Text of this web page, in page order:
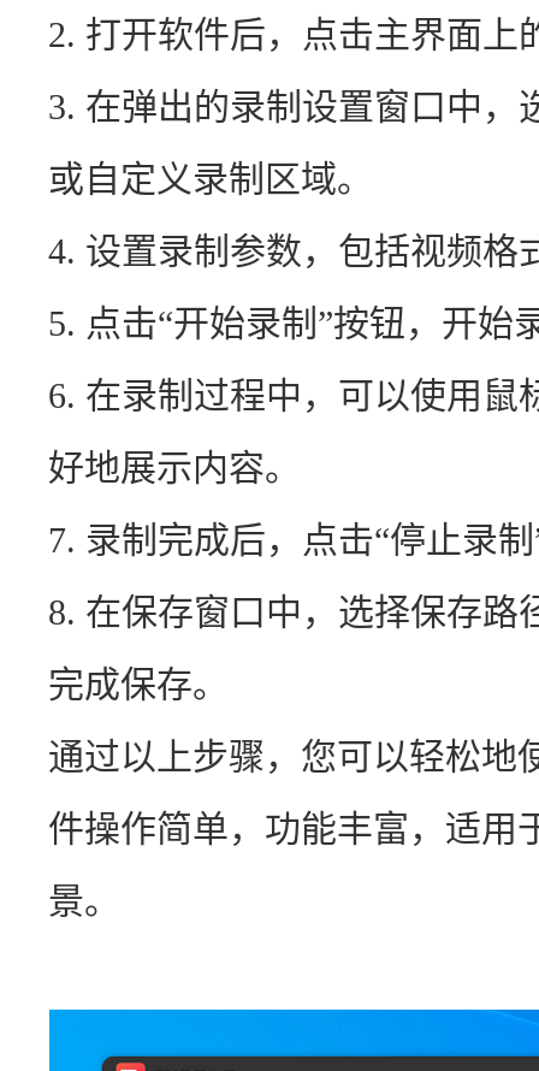
2. 打开软件后，点击主界面上
3. 在弹出的录制设置窗口中，
或自定义录制区域。
4. 设置录制参数，包括视频
5. 点击“开始录制”按钮，开始
6. 在录制过程中，可以使用
好地展示内容。
7. 录制完成后，点击“停止录
8. 在保存窗口中，选择保存路
完成保存。
通过以上步骤，您可以轻松地
件操作简单，功能丰富，适用
景。